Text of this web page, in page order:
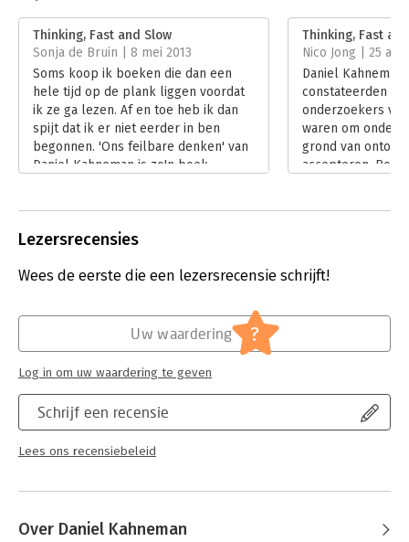
Verschijningsdatum:
16-5-2012
Hoofdrubriek: Psychologie
Thinking, Fast and Slow
Sonja de Bruin | 8 mei 2013
Soms koop ik boeken die dan een
hele tijd op de plank liggen voordat
ik ze ga lezen. Af en toe heb ik dan
spijt dat ik er niet eerder in ben
begonnen. 'Ons feilbare denken' van
Daniel Kahneman is zo'n boek.
Thinking, Fast
Nico Jong | 25
Daniel
constateerden
onderzoekers
waren om
grond van
accepteren.
vastgelegd in
die hij de
stelselmatige
Lees verder
Lezersrecensies
Wees de eerste die een lezersrecensie schrijft!
Schrijf een recensie
Lees ons recensiebeleid
Uw waardering ?
Log in om uw waardering te geven
Over Daniel Kahneman